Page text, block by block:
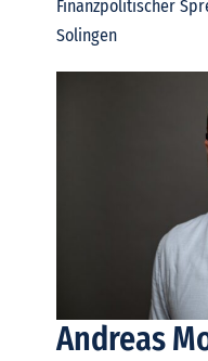
Finanzpolitischer
Solingen
Andreas